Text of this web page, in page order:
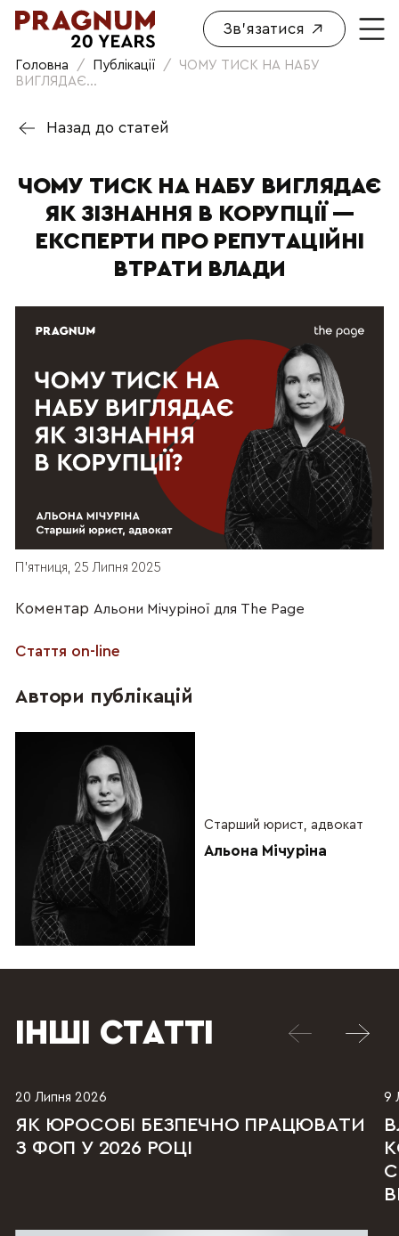
Зв'язатися
Головна / Публікації /
ЧОМУ ТИСК НА НАБУ
ВИГЛЯДАЄ...
Назад до статей
ЧОМУ ТИСК НА НАБУ ВИГЛЯДАЄ
ЯК ЗІЗНАННЯ В КОРУПЦІЇ —
ЕКСПЕРТИ ПРО РЕПУТАЦІЙНІ
ВТРАТИ ВЛАДИ
П’ятниця, 25 Липня 2025
Коментар Альони Мічуріної для The Page
Стаття on-line
Автори публікацій
Старший юрист, адвокат
Альона Мічуріна
ІНШІ СТАТТІ
20 Липня 2026
ЯК ЮРОСОБІ БЕЗПЕЧНО ПРАЦЮВАТИ
З ФОП У 2026 РОЦІ
9